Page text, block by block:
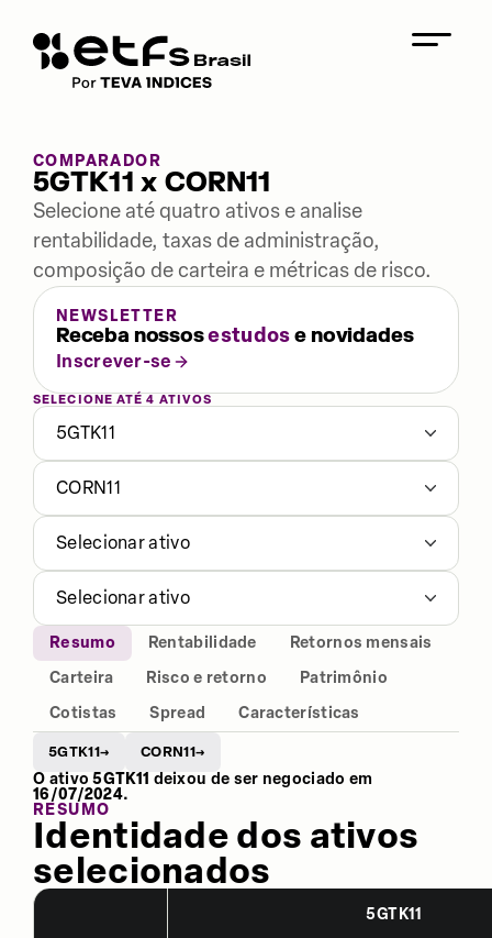
COMPARADOR
5GTK11 x CORN11
Selecione até quatro ativos e analise
rentabilidade, taxas de administração,
composição de carteira e métricas de risco.
NEWSLETTER
Receba nossosestudose novidades
Inscrever-se
SELECIONE ATÉ 4 ATIVOS
5GTK11
CORN11
Selecionar ativo
Selecionar ativo
Resumo Rentabilidade
Retornos mensais
Carteira
Risco e retorno
Patrimônio
Cotistas
Spread Características
5GTK11→ CORN11→
O ativo5GTK11 deixou de ser negociado em
16/07/2024.
RESUMO
Identidade dos ativos
selecionados
5GTK11